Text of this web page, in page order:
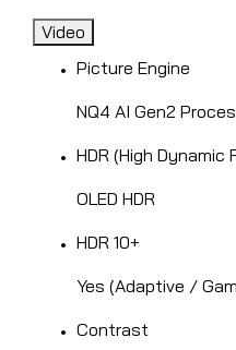
Video
Picture Engine
NQ4 AI Gen2
HDR (High Dynamic
OLED HDR
HDR 10+
Yes (Adaptive /
Contrast